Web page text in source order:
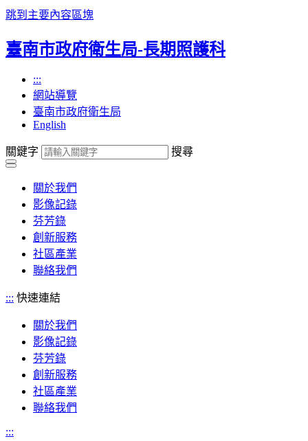
跳到主要內容區塊
臺南市政府衛生局-長期照護科
:::
網站導覽
臺南市政府衛生局
English
關鍵字 搜尋
關於我們
影像記錄
芬芳錄
創新服務
社區產業
聯絡我們
::: 快速連結
關於我們
影像記錄
芬芳錄
創新服務
社區產業
聯絡我們
:::